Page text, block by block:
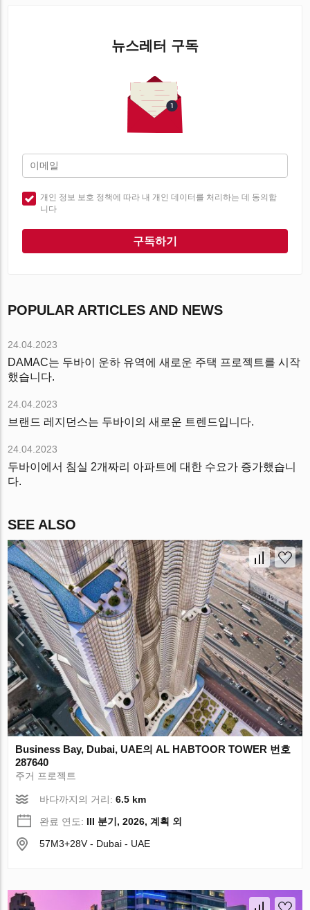
뉴스레터 구독
개인 정보 보호 정책에 따라 내 개인 데이터를 처리하는 데 동의합
니다
구독하기
POPULAR ARTICLES AND NEWS
24.04.2023
DAMAC는 두바이 운하 유역에 새로운 주택 프로젝트를 시작
했습니다.
24.04.2023
브랜드 레지던스는 두바이의 새로운 트렌드입니다.
24.04.2023
두바이에서 침실 2개짜리 아파트에 대한 수요가 증가했습니
다.
SEE ALSO
Business Bay, Dubai, UAE의 AL HABTOOR TOWER 번호
287640
주거 프로젝트
바다까지의 거리:6.5 km
완료 연도: III 분기, 2026, 계획 외
57M3+28V - Dubai - UAE